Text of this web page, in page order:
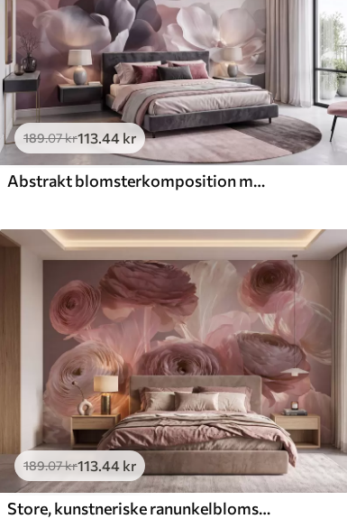
189.07kr113.44 kr
Abstrakt blomsterkomposition med magnoliaer
189.07kr113 .44 kr
Store, kunstneriske ranunkelblomster i bløde rosa og cremefarvede nuancer